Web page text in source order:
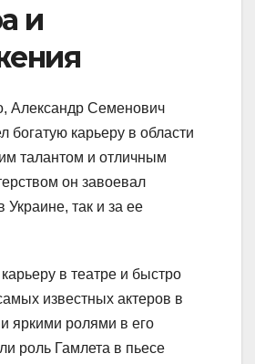
и
Александр Семенович
богатую карьеру в области
талантом и отличным
он завоевал
Украине, так и за ее
в театре и быстро
известных актеров в
яркими ролями в его
роль Гамлета в пьесе